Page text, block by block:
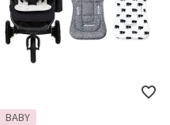
BABY